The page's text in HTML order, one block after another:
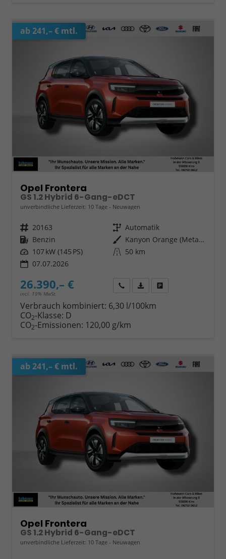
ab 241,– € mtl.
Opel Frontera
GS 1.2 Hybrid 6-Gang-eDCT
unverbindliche Lieferzeit: 10 Tage Neuwagen
Fahrzeugnr. 20163 Getriebe Automatik
Kraftstoff Benzin Außenfarbe
Kanyon Orange (Metallic)
Leistung 107 kW (145 PS) Kilometerstand 50 km
07.07.2026
26.390,– €
incl. 19% MwSt.
Wir rufen Sie anFahrzeugexposé (PDF)
Verbrauch kombiniert: 6,30 l/100km
CO2-Klasse: D
CO2-Emissionen: 120,00 g/km
ab 241,– € mtl.
Opel Frontera
GS 1.2 Hybrid 6-Gang-eDCT
unverbindliche Lieferzeit: 10 Tage Neuwagen